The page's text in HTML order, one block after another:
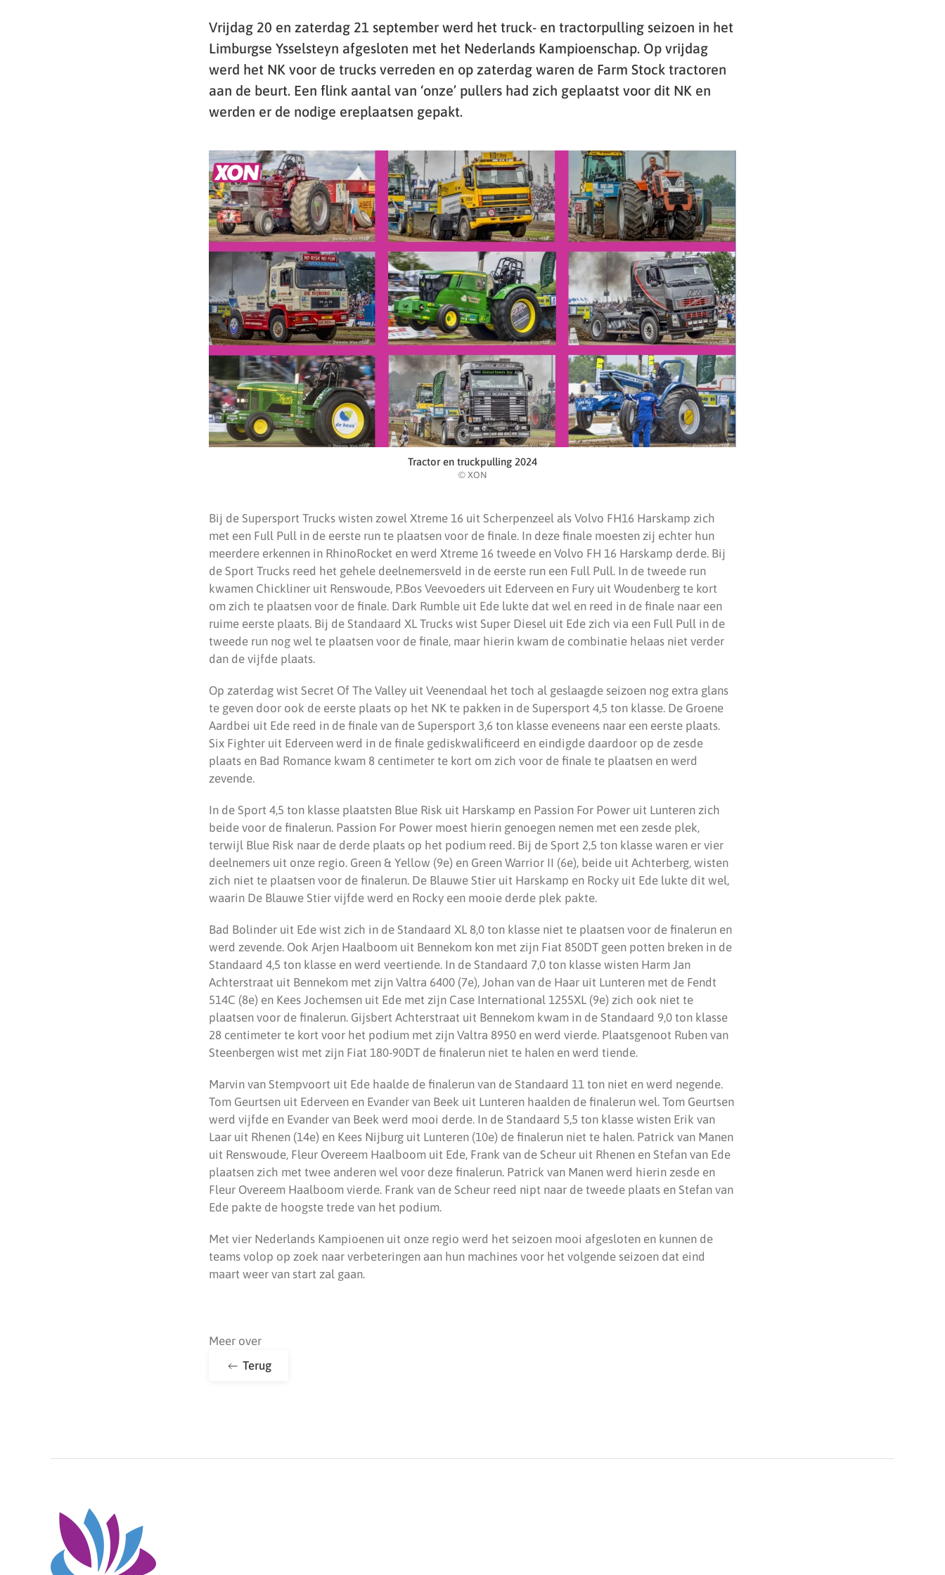
Vrijdag 20 en zaterdag 21 september werd het truck- en tractorpulling seizoen in het
Limburgse Ysselsteyn afgesloten met het Nederlands Kampioenschap. Op vrijdag
werd het NK voor de trucks verreden en op zaterdag waren de Farm Stock tractoren
aan de beurt. Een flink aantal van ‘onze’ pullers had zich geplaatst voor dit NK en
werden er de nodige ereplaatsen gepakt.
Tractor en truckpulling 2024
© XON
Bij de Supersport Trucks wisten zowel Xtreme 16 uit Scherpenzeel als Volvo FH16 Harskamp zich
met een Full Pull in de eerste run te plaatsen voor de finale. In deze finale moesten zij echter hun
meerdere erkennen in RhinoRocket en werd Xtreme 16 tweede en Volvo FH 16 Harskamp derde. Bij
de Sport Trucks reed het gehele deelnemersveld in de eerste run een Full Pull. In de tweede run
kwamen Chickliner uit Renswoude, P.Bos Veevoeders uit Ederveen en Fury uit Woudenberg te kort
om zich te plaatsen voor de finale. Dark Rumble uit Ede lukte dat wel en reed in de finale naar een
ruime eerste plaats. Bij de Standaard XL Trucks wist Super Diesel uit Ede zich via een Full Pull in de
tweede run nog wel te plaatsen voor de finale, maar hierin kwam de combinatie helaas niet verder
dan de vijfde plaats.
Op zaterdag wist Secret Of The Valley uit Veenendaal het toch al geslaagde seizoen nog extra glans
te geven door ook de eerste plaats op het NK te pakken in de Supersport 4,5 ton klasse. De Groene
Aardbei uit Ede reed in de finale van de Supersport 3,6 ton klasse eveneens naar een eerste plaats.
Six Fighter uit Ederveen werd in de finale gediskwalificeerd en eindigde daardoor op de zesde
plaats en Bad Romance kwam 8 centimeter te kort om zich voor de finale te plaatsen en werd
zevende.
In de Sport 4,5 ton klasse plaatsten Blue Risk uit Harskamp en Passion For Power uit Lunteren zich
beide voor de finalerun. Passion For Power moest hierin genoegen nemen met een zesde plek,
terwijl Blue Risk naar de derde plaats op het podium reed. Bij de Sport 2,5 ton klasse waren er vier
deelnemers uit onze regio. Green & Yellow (9e) en Green Warrior II (6e), beide uit Achterberg, wisten
zich niet te plaatsen voor de finalerun. De Blauwe Stier uit Harskamp en Rocky uit Ede lukte dit wel,
waarin De Blauwe Stier vijfde werd en Rocky een mooie derde plek pakte.
Bad Bolinder uit Ede wist zich in de Standaard XL 8,0 ton klasse niet te plaatsen voor de finalerun en
werd zevende. Ook Arjen Haalboom uit Bennekom kon met zijn Fiat 850DT geen potten breken in de
Standaard 4,5 ton klasse en werd veertiende. In de Standaard 7,0 ton klasse wisten Harm Jan
Achterstraat uit Bennekom met zijn Valtra 6400 (7e), Johan van de Haar uit Lunteren met de Fendt
514C (8e) en Kees Jochemsen uit Ede met zijn Case International 1255XL (9e) zich ook niet te
plaatsen voor de finalerun. Gijsbert Achterstraat uit Bennekom kwam in de Standaard 9,0 ton klasse
28 centimeter te kort voor het podium met zijn Valtra 8950 en werd vierde. Plaatsgenoot Ruben van
Steenbergen wist met zijn Fiat 180-90DT de finalerun niet te halen en werd tiende.
Marvin van Stempvoort uit Ede haalde de finalerun van de Standaard 11 ton niet en werd negende.
Tom Geurtsen uit Ederveen en Evander van Beek uit Lunteren haalden de finalerun wel. Tom Geurtsen
werd vijfde en Evander van Beek werd mooi derde. In de Standaard 5,5 ton klasse wisten Erik van
Laar uit Rhenen (14e) en Kees Nijburg uit Lunteren (10e) de finalerun niet te halen. Patrick van Manen
uit Renswoude, Fleur Overeem Haalboom uit Ede, Frank van de Scheur uit Rhenen en Stefan van Ede
plaatsen zich met twee anderen wel voor deze finalerun. Patrick van Manen werd hierin zesde en
Fleur Overeem Haalboom vierde. Frank van de Scheur reed nipt naar de tweede plaats en Stefan van
Ede pakte de hoogste trede van het podium.
Met vier Nederlands Kampioenen uit onze regio werd het seizoen mooi afgesloten en kunnen de
teams volop op zoek naar verbeteringen aan hun machines voor het volgende seizoen dat eind
maart weer van start zal gaan.
Meer over
Terug